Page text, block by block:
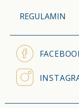
REGULAMIN